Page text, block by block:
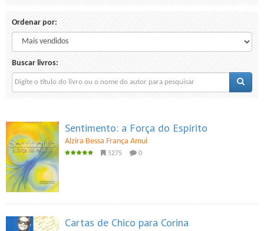
Ordenar por:
Buscar livros:
Sentimento: a Força do Espírito
Alzira Bessa França Amui
5275 0
Cartas de Chico para Corina